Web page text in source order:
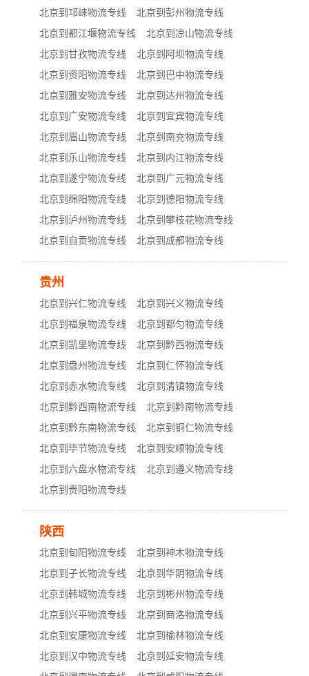
北京到邛崃物流专线
北京到彭州物流专线
北京到都江堰物流专线
北京到凉山物流专线
北京到甘孜物流专线
北京到阿坝物流专线
北京到资阳物流专线
北京到巴中物流专线
北京到雅安物流专线
北京到达州物流专线
北京到广安物流专线
北京到宜宾物流专线
北京到眉山物流专线
北京到南充物流专线
北京到乐山物流专线
北京到内江物流专线
北京到遂宁物流专线
北京到广元物流专线
北京到绵阳物流专线
北京到德阳物流专线
北京到泸州物流专线
北京到攀枝花物流专线
北京到自贡物流专线
北京到成都物流专线
贵州
北京到兴仁物流专线
北京到兴义物流专线
北京到福泉物流专线
北京到都匀物流专线
北京到凯里物流专线
北京到黔西物流专线
北京到盘州物流专线
北京到仁怀物流专线
北京到赤水物流专线
北京到清镇物流专线
北京到黔西南物流专线
北京到黔南物流专线
北京到黔东南物流专线
北京到铜仁物流专线
北京到毕节物流专线
北京到安顺物流专线
北京到六盘水物流专线
北京到遵义物流专线
北京到贵阳物流专线
陕西
北京到旬阳物流专线
北京到神木物流专线
北京到子长物流专线
北京到华阴物流专线
北京到韩城物流专线
北京到彬州物流专线
北京到兴平物流专线
北京到商洛物流专线
北京到安康物流专线
北京到榆林物流专线
北京到汉中物流专线
北京到延安物流专线